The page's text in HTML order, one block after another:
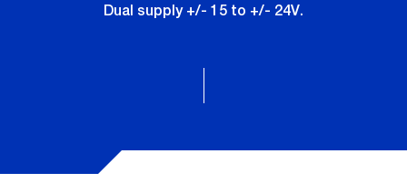
Dual supply +/- 15 to +/- 24V.